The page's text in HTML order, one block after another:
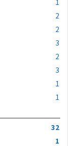
2
2
3
2
3
1
1
32
1